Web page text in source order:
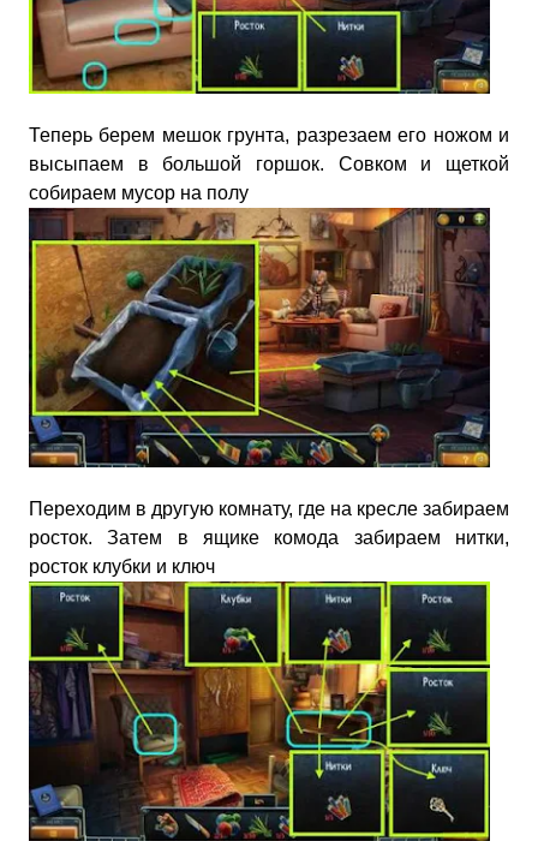
Теперь берем мешок грунта, разрезаем его ножом и
высыпаем в большой горшок. Совком и щеткой
собираем мусор на полу
Переходим в другую комнату, где на кресле забираем
росток. Затем в ящике комода забираем нитки,
росток клубки и ключ